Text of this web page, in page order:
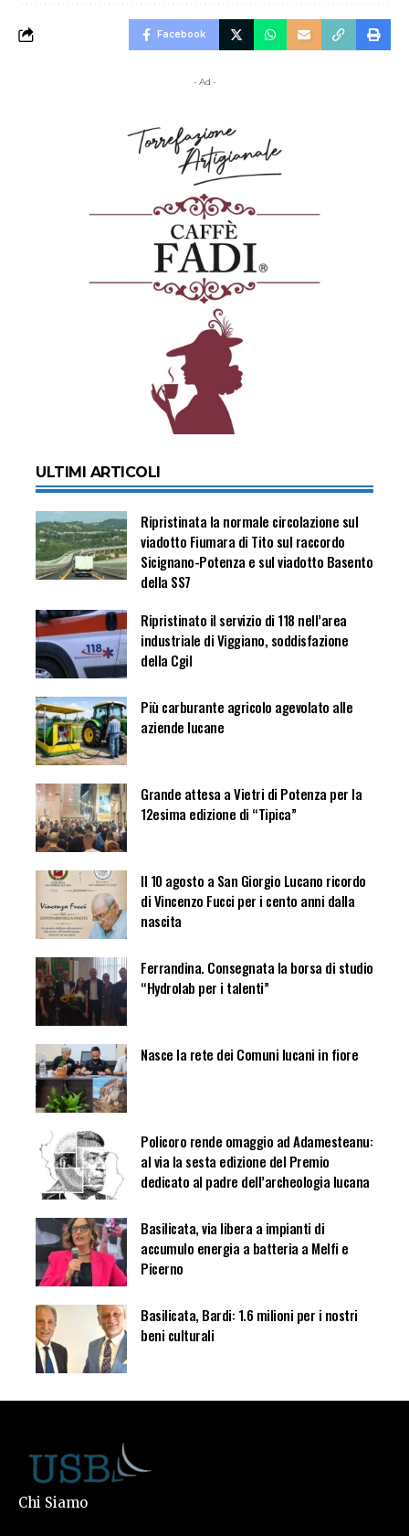
Facebook
- Ad -
ULTIMI ARTICOLI
Ripristinata la normale circolazione sul
viadotto Fiumara di Tito sul raccordo
Sicignano-Potenza e sul viadotto Basento
della SS7
Ripristinato il servizio di 118 nell’area
industriale di Viggiano, soddisfazione
della Cgil
Più carburante agricolo agevolato alle
aziende lucane
Grande attesa a Vietri di Potenza per la
12esima edizione di “Tipica”
Il 10 agosto a San Giorgio Lucano ricordo
di Vincenzo Fucci per i cento anni dalla
nascita
Ferrandina. Consegnata la borsa di studio
“Hydrolab per i talenti”
Nasce la rete dei Comuni lucani in fiore
Policoro rende omaggio ad Adamesteanu:
al via la sesta edizione del Premio
dedicato al padre dell’archeologia lucana
Basilicata, via libera a impianti di
accumulo energia a batteria a Melfi e
Picerno
Basilicata, Bardi: 1.6 milioni per i nostri
beni culturali
Chi Siamo